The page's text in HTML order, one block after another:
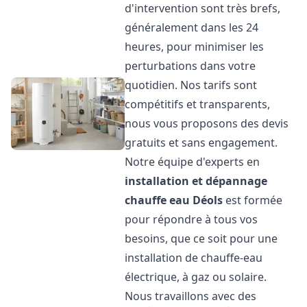
d'intervention sont très brefs,
généralement dans les 24
heures, pour minimiser les
perturbations dans votre
quotidien. Nos tarifs sont
compétitifs et transparents,
nous vous proposons des devis
gratuits et sans engagement.
Notre équipe d'experts en
installation et dépannage
chauffe eau Déols est formée
pour répondre à tous vos
besoins, que ce soit pour une
installation de chauffe-eau
électrique, à gaz ou solaire.
Nous travaillons avec des